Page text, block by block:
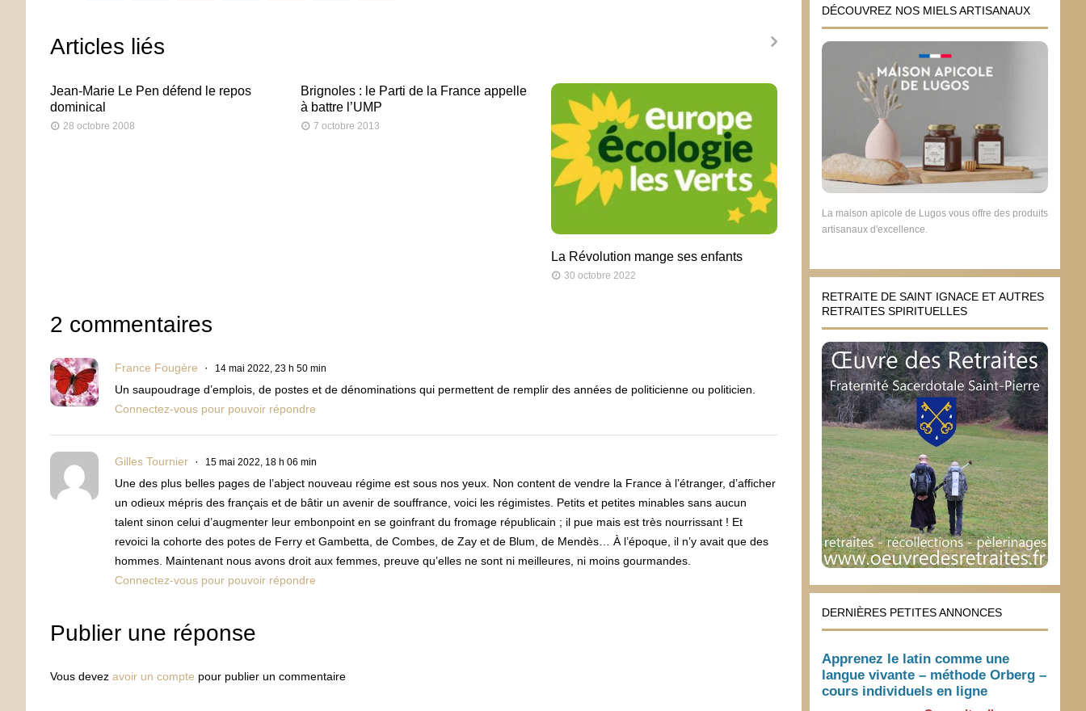
Articles liés
Jean-Marie Le Pen défend le repos
dominical
28 octobre 2008
Brignoles : le Parti de la France appelle
à battre l’UMP
7 octobre 2013
La Révolution mange ses enfants
30 octobre 2022
S’ils ne veulent pas abroger la loi
Taubira, nous appellerons nos 2
millions d’adhérents à ne pas voter
10 octobre 2014
2 commentaires
France Fougère 14 mai 2022, 23 h 50 min
Un saupoudrage d’emplois, de postes et de dénominations qui permettent de remplir des années de politicienne ou politicien.
Connectez-vous pour pouvoir répondre
Gilles Tournier 15 mai 2022, 18 h 06 min
Une des plus belles pages de l’abject nouveau régime est sous nos yeux. Non content de vendre la France à l’étranger, d’afficher
un odieux mépris des français et de bâtir un avenir de souffrance, voici les régimistes. Petits et petites minables sans aucun
talent sinon celui d’augmenter leur embonpoint en se goinfrant du fromage républicain ; il pue mais est très nourrissant ! Et
revoici la cohorte des potes de Ferry et Gambetta, de Combes, de Zay et de Blum, de Mendès… À l’époque, il n’y avait que des
hommes. Maintenant nous avons droit aux femmes, preuve qu’elles ne sont ni meilleures, ni moins gourmandes.
Connectez-vous pour pouvoir répondre
Publier une réponse
Vous devez avoir un compte pour publier un commentaire
DÉCOUVREZ NOS MIELS ARTISANAUX
La maison apicole de Lugos vous offre des produits
artisanaux d'excellence.
RETRAITE DE SAINT IGNACE ET AUTRES
RETRAITES SPIRITUELLES
DERNIÈRES PETITES ANNONCES
Apprenez le latin comme une
langue vivante – méthode Orberg –
cours individuels en ligne